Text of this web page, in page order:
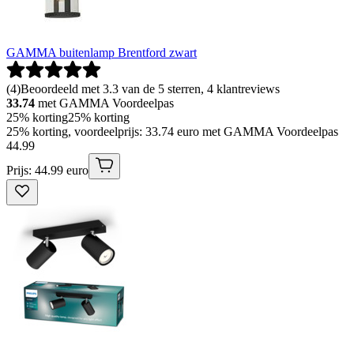
GAMMA buitenlamp Brentford zwart
(4)Beoordeeld met 3.3 van de 5 sterren, 4 klantreviews
33.74 met GAMMA Voordeelpas
25% korting25% korting
25% korting, voordeelprijs: 33.74 euro met GAMMA Voordeelpas
44.99
Prijs: 44.99 euro